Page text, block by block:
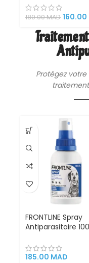
Protection Anti-
& Contrôle des
180.00MAD 160.00
Protégez
FRONTLINE Spray
Antiparasitaire
Chiots et Chatons |
Élimine Puces et
185.00 MAD